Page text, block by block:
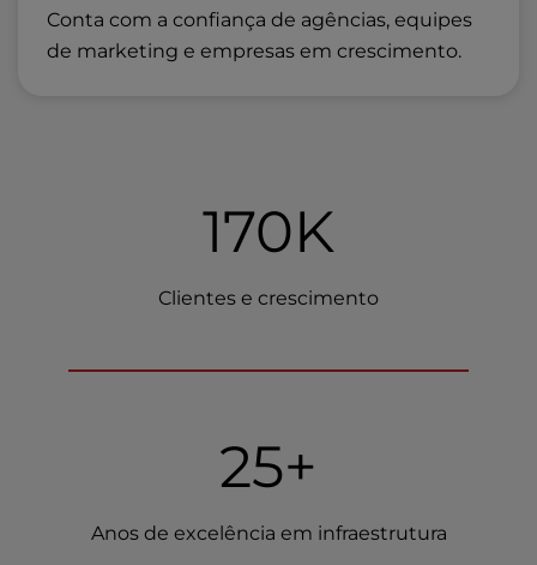
Conta com a confiança de agências, equipes
de marketing e empresas em crescimento.
170K
Clientes e crescimento
25+
Anos de excelência em infraestrutura